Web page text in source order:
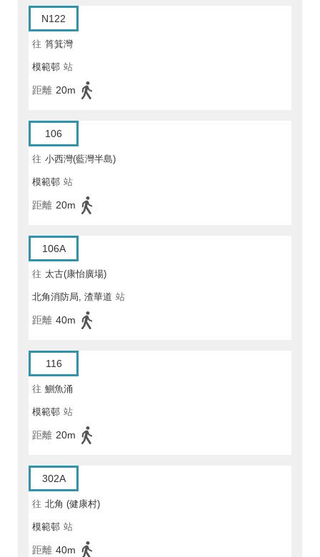
N122
往 筲箕灣
模範邨 站
距離 20m
106
往 小西灣(藍灣半島)
模範邨 站
距離 20m
106A
往 太古(康怡廣場)
北角消防局, 渣華道 站
距離 40m
116
往 鰂魚涌
模範邨 站
距離 20m
302A
往 北角 (健康村)
模範邨 站
距離 40m